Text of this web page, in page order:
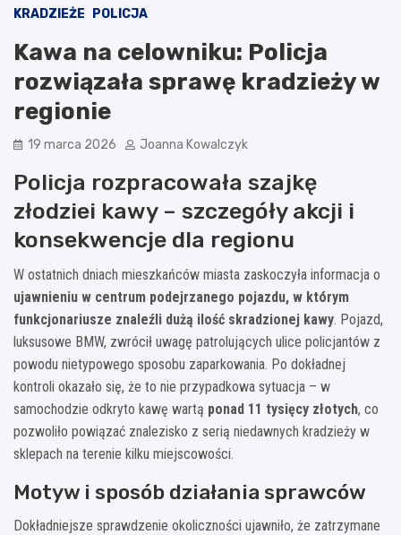
KRADZIEŻE POLICJA
Kawa na celowniku: Policja
rozwiązała sprawę kradzieży w
regionie
19 marca 2026 Joanna Kowalczyk
Policja rozpracowała szajkę
złodziei kawy – szczegóły akcji i
konsekwencje dla regionu
W ostatnich dniach mieszkańców miasta zaskoczyła informacja o
ujawnieniu w centrum podejrzanego pojazdu, w którym
funkcjonariusze znaleźli dużą ilość skradzionej kawy. Pojazd,
luksusowe BMW, zwrócił uwagę patrolujących ulice policjantów z
powodu nietypowego sposobu zaparkowania. Po dokładnej
kontroli okazało się, że to nie przypadkowa sytuacja – w
samochodzie odkryto kawę wartą ponad 11 tysięcy złotych, co
pozwoliło powiązać znalezisko z serią niedawnych kradzieży w
sklepach na terenie kilku miejscowości.
Motyw i sposób działania sprawców
Dokładniejsze sprawdzenie okoliczności ujawniło, że zatrzymane